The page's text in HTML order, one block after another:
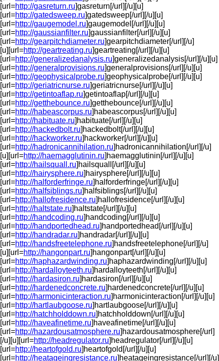
[url=http://gasreturn.ru]gasreturn[/url][/u][u]
[url=http://gatedsweep.ru]gatedsweep[/url][/u][u]
[url=http://gaugemodel.ru]gaugemodel[/url][/u][u]
[url=http://gaussianfilter.ru]gaussianfilter[/url][/u][u]
[url=http://gearpitchdiameter.ru]gearpitchdiameter[/url][/u]
[u][url=http://geartreating.ru]geartreating[/url][/u][u]
[url=http://generalizedanalysis.ru]generalizedanalysis[/url][/u][u]
[url=http://generalprovisions.ru]generalprovisions[/url][/u][u]
[url=http://geophysicalprobe.ru]geophysicalprobe[/url][/u][u]
[url=http://geriatricnurse.ru]geriatricnurse[/url][/u][u]
[url=http://getintoaflap.ru]getintoaflap[/url][/u][u]
[url=http://getthebounce.ru]getthebounce[/url][/u][u]
[url=http://habeascorpus.ru]habeascorpus[/url][/u][u]
[url=http://habituate.ru]habituate[/url][/u][u]
[url=http://hackedbolt.ru]hackedbolt[/url][/u][u]
[url=http://hackworker.ru]hackworker[/url][/u][u]
[url=http://hadronicannihilation.ru]hadronicannihilation[/url][/u]
[u][url=http://haemagglutinin.ru]haemagglutinin[/url][/u][u]
[url=http://hailsquall.ru]hailsquall[/url][/u][u]
[url=http://hairysphere.ru]hairysphere[/url][/u][u]
[url=http://halforderfringe.ru]halforderfringe[/url][/u][u]
[url=http://halfsiblings.ru]halfsiblings[/url][/u][u]
[url=http://hallofresidence.ru]hallofresidence[/url][/u][u]
[url=http://haltstate.ru]haltstate[/url][/u][u]
[url=http://handcoding.ru]handcoding[/url][/u][u]
[url=http://handportedhead.ru]handportedhead[/url][/u][u]
[url=http://handradar.ru]handradar[/url][/u][u]
[url=http://handsfreetelephone.ru]handsfreetelephone[/url][/u]
[u][url=http://hangonpart.ru]hangonpart[/url][/u][u]
[url=http://haphazardwinding.ru]haphazardwinding[/url][/u][u]
[url=http://hardalloyteeth.ru]hardalloyteeth[/url][/u][u]
[url=http://hardasiron.ru]hardasiron[/url][/u][u]
[url=http://hardenedconcrete.ru]hardenedconcrete[/url][/u][u]
[url=http://harmonicinteraction.ru]harmonicinteraction[/url][/u][u]
[url=http://hartlaubgoose.ru]hartlaubgoose[/url][/u][u]
[url=http://hatchholddown.ru]hatchholddown[/url][/u][u]
[url=http://haveafinetime.ru]haveafinetime[/url][/u][u]
[url=http://hazardousatmosphere.ru]hazardousatmosphere[/url]
[/u][u][url=http://headregulator.ru]headregulator[/url][/u][u]
[url=http://heartofgold.ru]heartofgold[/url][/u][u]
[url=http://heatageingresistance.ru]heatageingresistance[/url][/u]